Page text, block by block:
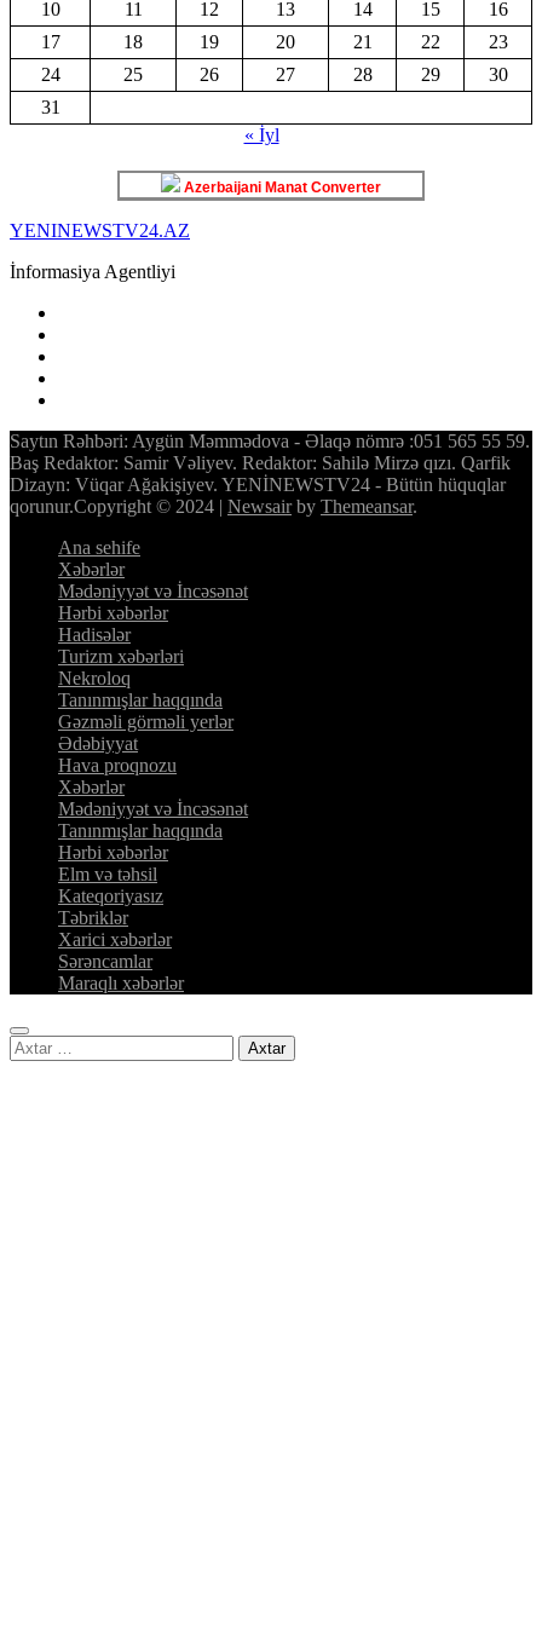
10 11 12 13 14 15
16
17
18 19 20 21 22
23
24
25 26 27 28 29
30
31
« İyl
Azerbaijani Manat Converter
YENINEWSTV24.AZ
İnformasiya Agentliyi
Saytın Rəhbəri: Aygün Məmmədova - Əlaqə nömrə :051 565 55 59.
Baş Redaktor: Samir Vəliyev. Redaktor: Sahilə Mirzə qızı. Qarfik
Dizayn: Vüqar Ağakişiyev. YENİNEWSTV24 - Bütün hüquqlar
qorunur.Copyright © 2024 | Newsairby Themeansar.
Ana sehife
Xəbərlər
Mədəniyyət və İncəsənət
Hərbi xəbərlər
Hadisələr
Turizm xəbərləri
Nekroloq
Tanınmışlar haqqında
Gəzməli görməli yerlər
Ədəbiyyat
Hava proqnozu
Xəbərlər
Mədəniyyət və İncəsənət
Tanınmışlar haqqında
Hərbi xəbərlər
Elm və təhsil
Kateqoriyasız
Təbriklər
Xarici xəbərlər
Sərəncamlar
Maraqlı xəbərlər
Axtarış: